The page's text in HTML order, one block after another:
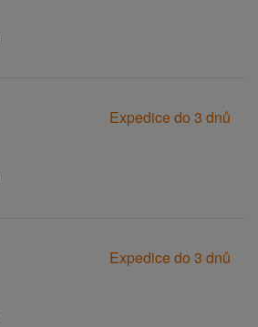
Expedice do 3 dnů
Expedice do 3 dnů